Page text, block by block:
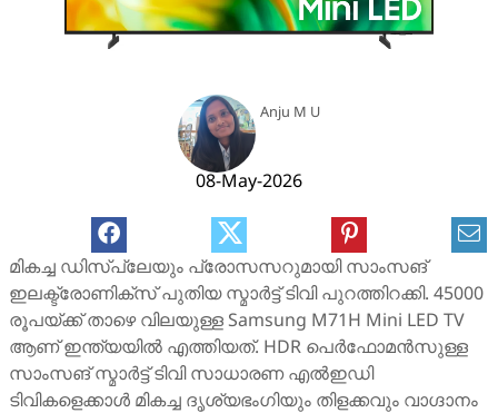
Anju M U
08-May-2026
മികച്ച ഡിസ്പ്ലേയും പ്രോസസറുമായി സാംസങ്
ഇലക്ട്രോണിക്സ് പുതിയ സ്മാർട്ട് ടിവി പുറത്തിറക്കി. 45000
രൂപയ്ക്ക് താഴെ വിലയുള്ള Samsung M71H Mini LED TV
ആണ് ഇന്ത്യയിൽ എത്തിയത്. HDR പെർഫോമൻസുള്ള
സാംസങ് സ്മാർട്ട് ടിവി സാധാരണ എൽഇഡി
ടിവികളെക്കാൾ മികച്ച ദൃശ്യഭംഗിയും തിളക്കവും വാഗ്ദാനം